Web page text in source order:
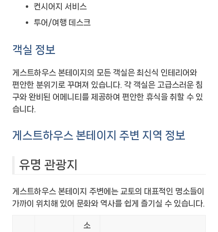
컨시어지 서비스
투어/여행 데스크
객실 정보
게스트하우스 본테이지의 모든 객실은 최신식 인테리어와
편안한 분위기로 꾸며져 있습니다. 각 객실은 고급스러운 침
구와 완비된 어메니티를 제공하여 편안한 휴식을 취할 수 있
습니다.
게스트하우스 본테이지 주변 지역 정보
유명 관광지
게스트하우스 본테이지 주변에는 교토의 대표적인 명소들이
가까이 위치해 있어 문화와 역사를 쉽게 즐기실 수 있습니다.
소